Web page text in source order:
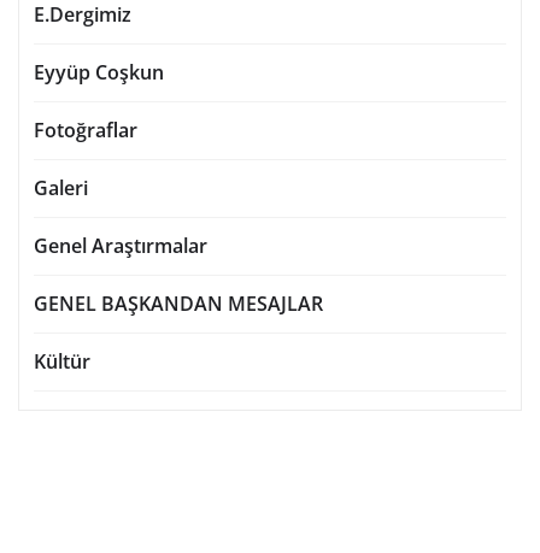
E.Dergimiz
Eyyüp Coşkun
Fotoğraflar
Galeri
Genel Araştırmalar
GENEL BAŞKANDAN MESAJLAR
Kültür